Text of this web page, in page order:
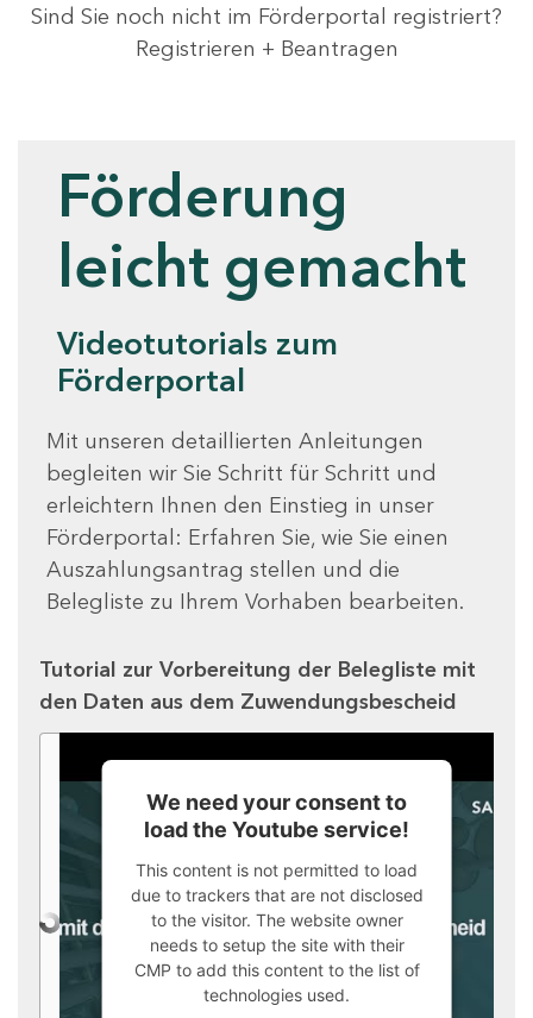
Sind Sie noch nicht im Förderportal registriert?
Registrieren + Beantragen
Förderung
leicht gemacht
Videotutorials zum
Förderportal
Mit unseren detaillierten Anleitungen
begleiten wir Sie Schritt für Schritt und
erleichtern Ihnen den Einstieg in unser
Förderportal: Erfahren Sie, wie Sie einen
Auszahlungsantrag stellen und die
Belegliste zu Ihrem Vorhaben bearbeiten.
Tutorial zur Vorbereitung der Belegliste mit
den Daten aus dem Zuwendungsbescheid
We need your consent to
load the Youtube service!
This content is not permitted to load
due to trackers that are not disclosed
to the visitor. The website owner
needs to setup the site with their
CMP to add this content to the list of
technologies used.